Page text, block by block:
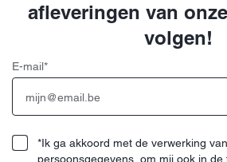
afleveringen van
volgen!
E-mail*
*Ik ga akkoord met de verwerking
persoonsgegevens, om mij ook in de